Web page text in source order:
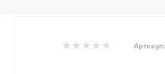
Артикул: